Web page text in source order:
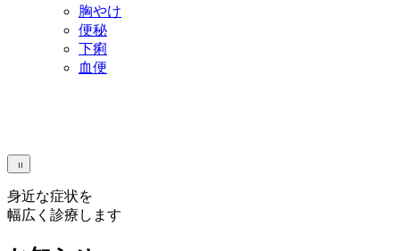
胸やけ
便秘
下痢
血便
身近な症状を
幅広く診療します